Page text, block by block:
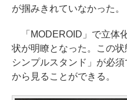
が掴みきれていなかった。
「MODEROID」で立体
状が明瞭となった。この
シンプルスタンド」が必
から見ることができる。